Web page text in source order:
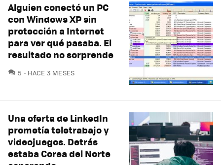
Alguien conectó un PC
con Windows XP sin
protección a Internet
para ver qué pasaba. El
resultado no sorprende
5 COMENTARIOS
HACE 3 MESES
Una oferta de LinkedIn
prometía teletrabajo y
videojuegos. Detrás
estaba Corea del Norte